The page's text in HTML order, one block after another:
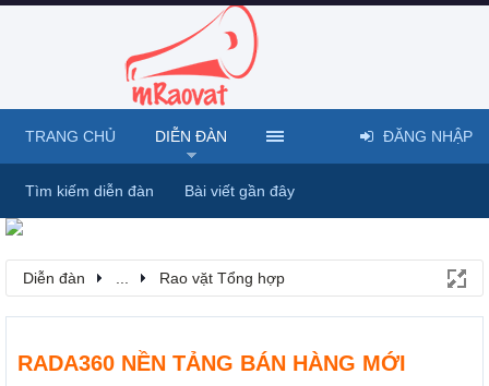
Diễn đàn Rao vặt Tổng hợp
RADA360 NỀN TẢNG BÁN HÀNG MỚI
TRANG CHỦ DIỄN ĐÀN
Tìm kiếm diễn đàn Bài viết gần đây
ĐĂNG NHẬP